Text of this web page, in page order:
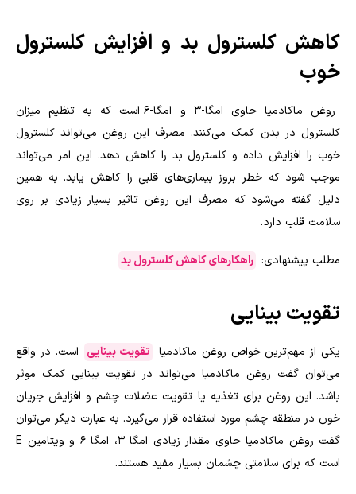
کاهش کلسترول بد و افزایش کلسترول
خوب
روغن ماکادمیا حاوی امگا-3 و امگا-6 است که به تنظیم میزان
کلسترول در بدن کمک می‌کنند. مصرف این روغن می‌تواند کلسترول
خوب را افزایش داده و کلسترول بد را کاهش دهد. این امر می‌تواند
موجب شود که خطر بروز بیماری‌های قلبی را کاهش یابد. به همین
دلیل گفته می‌شود که مصرف این روغن تاثیر بسیار زیادی بر روی
سلامت قلب دارد.
مطلب پیشنهادی: راهکارهای کاهش کلسترول بد
تقویت بینایی
یکی از مهم‌ترین خواص روغن ماکادمیا تقویت بینایی است‌. در واقع
می‌توان گفت روغن ماکادمیا می‌تواند در تقویت بینایی کمک موثر
باشد. این روغن برای تغذیه یا تقویت عضلات چشم و افزایش جریان
خون در منطقه چشم مورد استفاده قرار می‌گیرد. به عبارت دیگر می‌توان
گفت روغن ماکادمیا حاوی مقدار زیادی امگا 3، امگا 6 و ویتامین E
است که برای سلامتی چشمان بسیار مفید هستند.